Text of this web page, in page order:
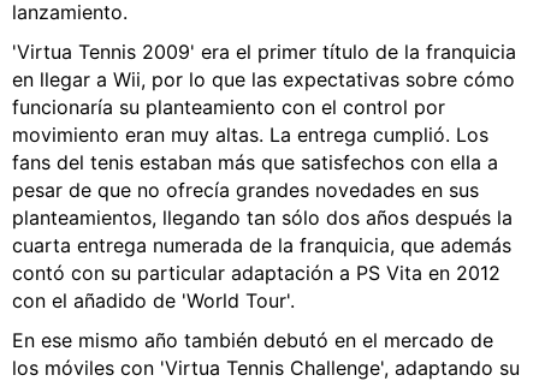
lanzamiento.
'Virtua Tennis 2009' era el primer título de la franquicia
en llegar a Wii, por lo que las expectativas sobre cómo
funcionaría su planteamiento con el control por
movimiento eran muy altas. La entrega cumplió. Los
fans del tenis estaban más que satisfechos con ella a
pesar de que no ofrecía grandes novedades en sus
planteamientos, llegando tan sólo dos años después la
cuarta entrega numerada de la franquicia, que además
contó con su particular adaptación a PS Vita en 2012
con el añadido de 'World Tour'.
En ese mismo año también debutó en el mercado de
los móviles con 'Virtua Tennis Challenge', adaptando su